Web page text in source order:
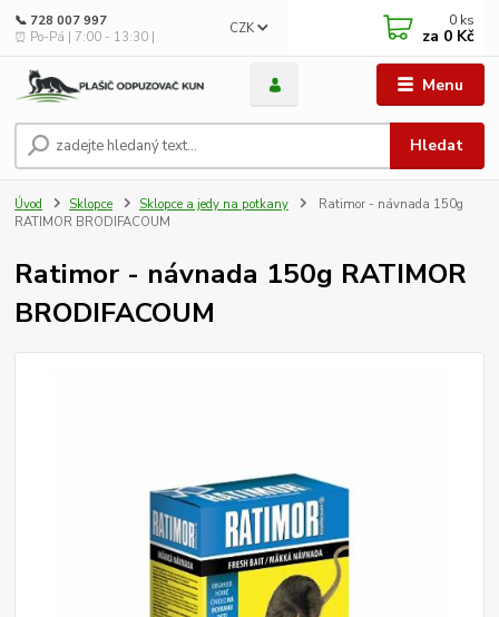
Menu
CZK
Hledat
📞 728 007 997
⏰ Po-Pá | 7:00 - 13:30 |
0 ks
za 0 Kč
Úvod Sklopce Sklopce a jedy na potkany
Ratimor - návnada 150g
RATIMOR BRODIFACOUM
Ratimor - návnada 150g RATIMOR
BRODIFACOUM